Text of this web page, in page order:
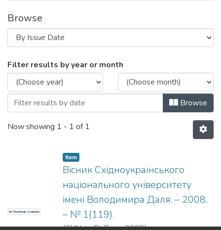
Browse
Browsing Вісник Східноукраїнського
Filter results by year or month
Browse
Now showing 1 - 1 of 1
No Thumbnail Available
Item
Вісник Східноукраїнського
національного університету
імені Володимира Даля. – 2008.
– № 1(119).